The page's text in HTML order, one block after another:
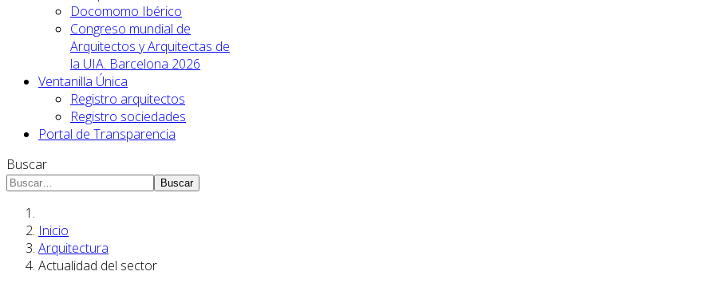
Docomomo Ibérico
Congreso mundial de
Arquitectos y Arquitectas de
la UIA. Barcelona 2026
Ventanilla Única
Registro arquitectos
Registro sociedades
Portal de Transparencia
Buscar
Buscar
Inicio
Arquitectura
Actualidad del sector